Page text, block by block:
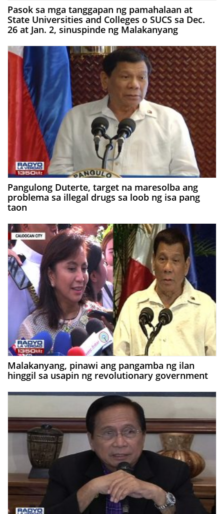
Pasok sa mga tanggapan ng pamahalaan at
State Universities and Colleges o SUCS sa Dec.
26 at Jan. 2, sinuspinde ng Malakanyang
Pangulong Duterte, target na maresolba ang
problema sa illegal drugs sa loob ng isa pang
taon
Malakanyang, pinawi ang pangamba ng ilan
hinggil sa usapin ng revolutionary government